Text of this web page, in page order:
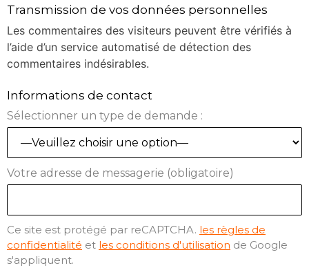
Transmission de vos données personnelles
Les commentaires des visiteurs peuvent être vérifiés à
l’aide d’un service automatisé de détection des
commentaires indésirables.
Informations de contact
Sélectionner un type de demande :
Votre adresse de messagerie (obligatoire)
Ce site est protégé par reCAPTCHA. les règles de
confidentialité et les conditions d'utilisation de Google
s'appliquent.